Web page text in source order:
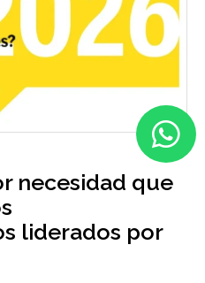
necesidad que
liderados por